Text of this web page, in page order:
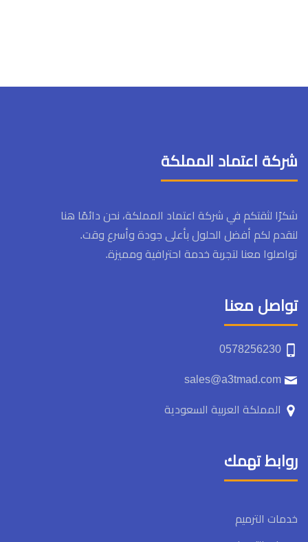
شركة اعتماد المملكة
شكرًا لثقتكم في شركة اعتماد المملكة، نحن دائمًا هنا
لنقدم لكم أفضل الحلول بأعلى جودة وأسرع وقت.
تواصلوا معنا لتجربة خدمة احترافية ومميزة.
تواصل معنا
المملكة العربية السعودية
روابط تهمك
خدمات الترميم